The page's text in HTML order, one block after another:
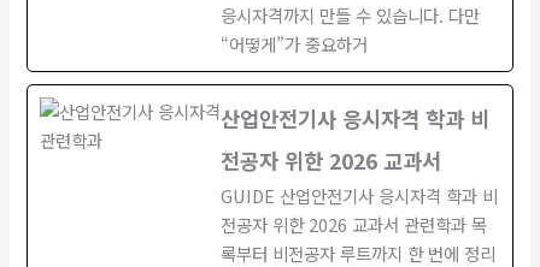
응시자격까지 만들 수 있습니다. 다만
“어떻게”가 중요하거
산업안전기사 응시자격 학과 비
전공자 위한 2026 교과서
GUIDE 산업안전기사 응시자격 학과 비
전공자 위한 2026 교과서 관련학과 목
록부터 비전공자 루트까지 한 번에 정리